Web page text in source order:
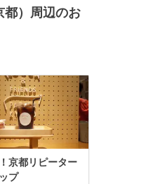
都）周辺のお
京都リピーター
プ